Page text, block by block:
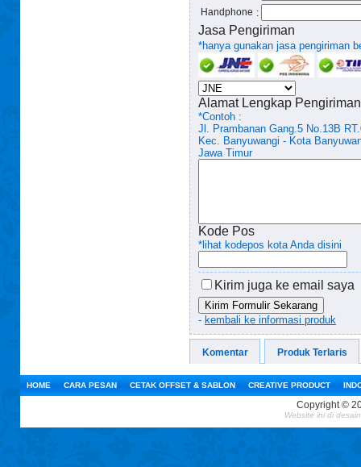
Handphone :
Jasa Pengiriman
*hanya gunakan jasa pengiriman
Alamat Lengkap Pengiriman
*Contoh :
Jl. Prambanan Gang.5 No.13B
Kec. Banyuwangi - Kota
Jawa Timur
Kode Pos
*lihat kodepos kota Anda disini
Kirim juga ke email saya
Kirim Formulir Sekarang
- kembali ke informasi produk
Komentar Produk Terlaris
HOME CARA PESAN CETAK OFFSET & SABLON CREATIVE PRODUCT
Copyright ©
Website inidi